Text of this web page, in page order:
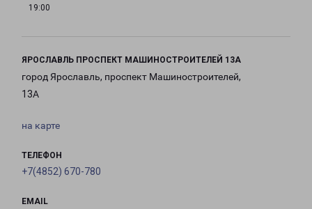
19:00
ЯРОСЛАВЛЬ ПРОСПЕКТ МАШИНОСТРОИТЕЛЕЙ 13А
город Ярославль, проспект Машиностроителей,
13А
на карте
ТЕЛЕФОН
+7(4852) 670-780
EMAIL